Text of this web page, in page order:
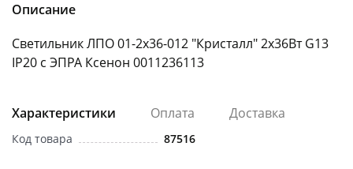
Описание
Светильник ЛПО 01-2х36-012 "Кристалл" 2х36Вт G13
IP20 с ЭПРА Ксенон 0011236113
Характеристики Оплата Доставка
Код товара 87516
25
8 800 302-02-51